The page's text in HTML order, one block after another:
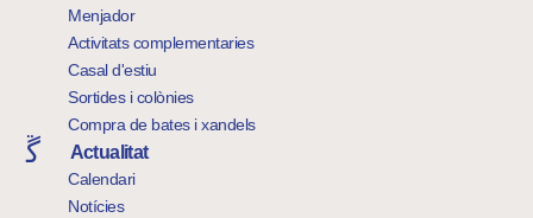
Menjador
Activitats complementaries
Casal d'estiu
Sortides i colònies
Compra de bates i xandels
Actualitat
Calendari
Notícies